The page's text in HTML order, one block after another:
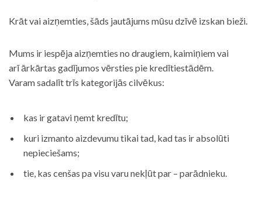
Krāt vai aizņemties, šāds jautājums mūsu dzīvē izskan bieži.
Mums ir iespēja aizņemties no draugiem, kaimiņiem vai
arī ārkārtas gadījumos vērsties pie kredītiestādēm.
Varam sadalīt trīs kategorijās cilvēkus:
kas ir gatavi ņemt kredītu;
kuri izmanto aizdevumu tikai tad, kad tas ir absolūti
nepieciešams;
tie, kas cenšas pa visu varu nekļūt par – parādnieku.